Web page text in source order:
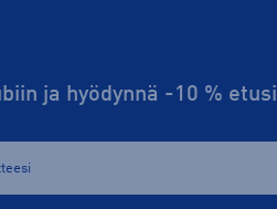
ja hyödynnä -10 % etusi